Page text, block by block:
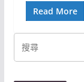
Read More